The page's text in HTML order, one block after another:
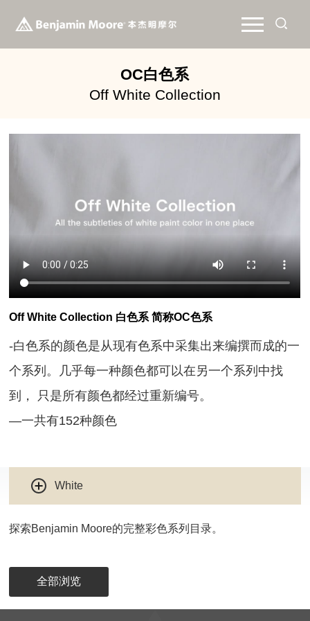
OC白色系
Off White Collection
Off White Collection ⽩色系 简称OC色系
-白色系的颜色是从现有色系中采集出来编撰而成的一
个系列。⼏乎每一种颜色都可以在另一个系列中找
到， 只是所有颜色都经过重新编号。
—一共有152种颜色
White
探索Benjamin Moore的完整彩色系列目录。
全部浏览